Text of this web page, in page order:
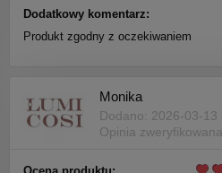
Dodatkowy komentarz:
Produkt zgodny z oczekiwaniem
Monika
Dodano: 2026-03-13
Opinia zweryfikowana